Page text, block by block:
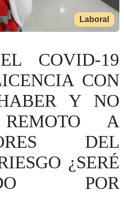
Laboral
COVID-19
CON
Y NO
A
DEL
¿SERÉ
POR